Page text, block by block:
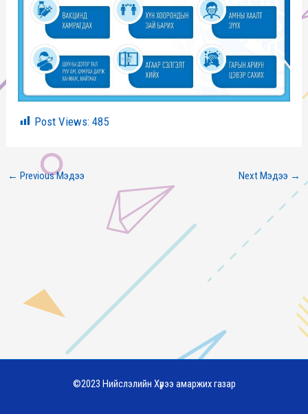
Post Views: 485
← Previous Мэдээ Next Мэдээ →
©2023 Нийслэлийн Хүрээ амаржих газар